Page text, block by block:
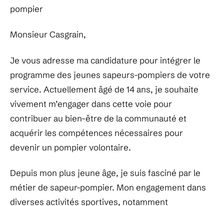
pompier
Monsieur Casgrain,
Je vous adresse ma candidature pour intégrer le
programme des jeunes sapeurs-pompiers de votre
service. Actuellement âgé de 14 ans, je souhaite
vivement m’engager dans cette voie pour
contribuer au bien-être de la communauté et
acquérir les compétences nécessaires pour
devenir un pompier volontaire.
Depuis mon plus jeune âge, je suis fasciné par le
métier de sapeur-pompier. Mon engagement dans
diverses activités sportives, notamment